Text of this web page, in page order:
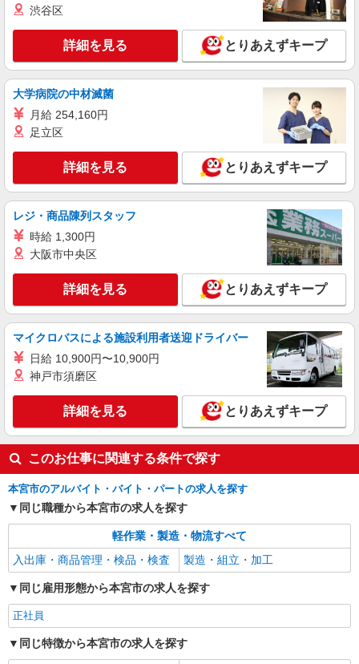
時給1,230円 交通費：既定支給
福島県本宮市
キープ 詳細を見る
派遣社員
株式会社綜合キャリアオプション（1314VJ0805G8★10-S-T2）
基板をセット・ボタン押し/日払いOK
時給1,400円〜1,750円 ※経験・能力による
※深夜手当含む ※研修中は時給変動なし 交通
費：既定支給
福島県本宮市荒井恵向
詳細を見る
派遣社員
株式会社綜合キャリアオプション（1314VJ0805G7★91-S-T2）
リチウムイオン電池組立のマシン操作/日払い
OK
時給1,350円〜1,688円 ※経験・能力による
※時間外・深夜手当含む ※研修時給変動なし
【月収例】34万円(7時間45分×24日+残業・深夜手
当) ※1ヶ月単位の変形労働制 交通費：既定支給
福島県本宮市本宮
キープ 詳細を見る
派遣社員
株式会社綜合キャリアオプション（1314VJ0805G7★92-S-T3）
半導体チップの接続・機械監視/日払いOK
時給1,230円 交通費：既定支給
福島県本宮市
キープ 詳細を見る
渋谷区
詳細を見る とりあえずキープ
大学病院の中材滅菌
月給 254,160円
足立区
詳細を見る とりあえずキープ
レジ・商品陳列スタッフ
時給 1,300円
大阪市中央区
詳細を見る とりあえずキープ
マイクロバスによる施設利用者送迎ドライバー
日給 10,900円〜10,900円
神戸市須磨区
詳細を見る とりあえずキープ
このお仕事に関連する条件で探す
本宮市のアルバイト・バイト・パートの求人を探す
同じ職種から本宮市の求人を探す
軽作業・製造・物流すべて
入出庫・商品管理・検品・検査
製造・組立・加工
同じ雇用形態から本宮市の求人を探す
正社員
同じ特徴から本宮市の求人を探す